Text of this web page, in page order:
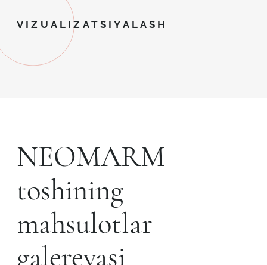
VIZUALIZATSIYALASH
NEOMARM
toshining
mahsulotlar
galereyasi